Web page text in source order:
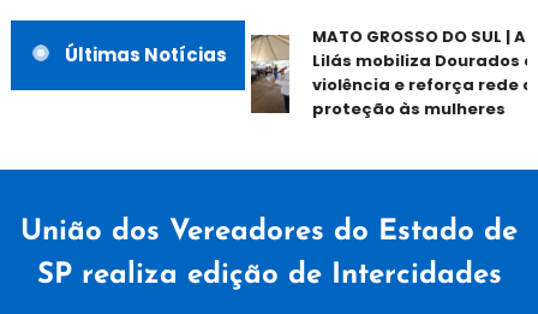
Últimas Notícias
MATO GROSSO DO SUL |
Lilás mobiliza Dourados
violência e reforça rede de
proteção às mulheres
União dos Vereadores do Estado de
SP realiza edição de Intercidades